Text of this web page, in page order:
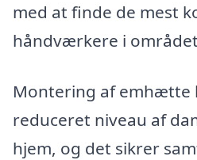
med at finde de mest
håndværkere i
Montering af emhætte
reduceret niveau af
hjem, og det sikrer